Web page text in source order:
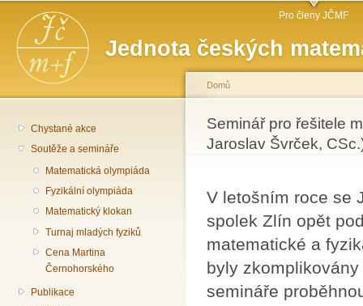
Jednota českých
Hlavní menu Pro členy JČMF
Chystané akce
Soutěže a semináře
Matematická olympiáda
Fyzikální olympiáda
Matematický klokan
Turnaj mladých fyziků
Cena Martina
Černohorského
Publikace
Jste zde
Domů
Seminář pro řešitele
Jaroslav Švrček,
V letošním roce se
spolek Zlín opět
matematické a
byly
semináře